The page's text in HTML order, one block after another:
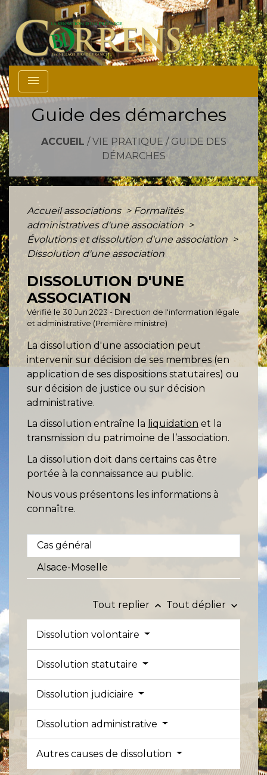
menu
Guide des démarches
ACCUEIL / VIE PRATIQUE /GUIDE DES
DÉMARCHES
Accueil associations > Formalités
administratives d'une association >
Évolutions et dissolution d'une association >
Dissolution d'une association
DISSOLUTION D'UNE
ASSOCIATION
Vérifié le 30 Jun 2023 - Direction de l'information légale
et administrative (Première ministre)
La dissolution d'une association peut
intervenir sur décision de ses membres (en
application de ses dispositions statutaires) ou
sur décision de justice ou sur décision
administrative.
La dissolution entraîne la liquidation et la
transmission du patrimoine de l’association.
La dissolution doit dans certains cas être
portée à la connaissance au public.
Nous vous présentons les informations à
connaître.
Cas général
Alsace-Moselle
Tout replier keyboard_arrow_up Tout déplier keyboard_arrow_down
Dissolution volontaire
Dissolution statutaire
Dissolution judiciaire
Dissolution administrative
Autres causes de dissolution